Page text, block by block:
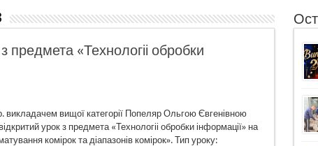
предмета «Технологіі обробки
викладачем вищої категорії Попеляр Ольгою Євгенівною
урок з предмета «Технологіі обробки інформації» на
комірок та діапазонів комірок». Тип уроку: